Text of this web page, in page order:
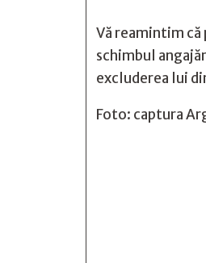
Vă reamintim că
schimbul
excluderea lui
Foto: captura